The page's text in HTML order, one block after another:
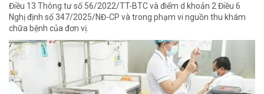
Điều 13 Thông tư số 56/2022/TT-BTC và điểm d khoản 2 Điều 6
Nghị định số 347/2025/NĐ-CP và trong phạm vi nguồn thu khám
chữa bệnh của đơn vị.